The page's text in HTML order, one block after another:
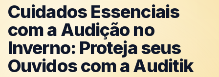
Cuidados Essenciais
com a Audição no
Inverno: Proteja seus
Ouvidos com a Auditik